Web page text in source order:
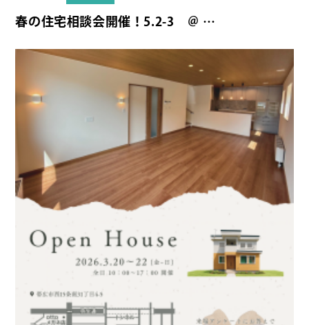
春の住宅相談会開催！5.2-3 ＠ …